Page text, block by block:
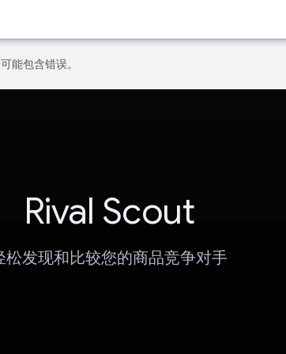
能包含错误。
Rival Scout
松发现和比较您的商品竞争对手